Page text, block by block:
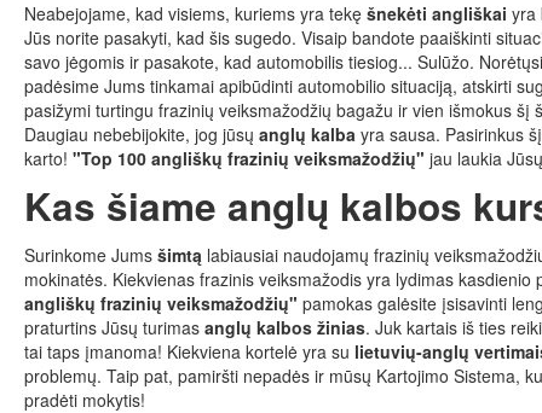
Neabejojame, kad visiems, kuriems yra tekę šnekėti angliškai yra
Jūs norite pasakyti, kad šis sugedo. Visaip bandote paaiškinti
savo jėgomis ir pasakote, kad automobilis tiesiog... Sulūžo.
padėsime Jums tinkamai apibūdinti automobilio situaciją, atskirti
pasižymi turtingu frazinių veiksmažodžių bagažu ir vien išmokus
Daugiau nebebijokite, jog jūsų anglų kalba yra sausa. Pasirinkus
karto! "Top 100 angliškų frazinių veiksmažodžių" jau laukia
Kas šiame anglų kalbos
Surinkome Jums šimtą labiausiai naudojamų frazinių
mokinatės. Kiekvienas frazinis veiksmažodis yra lydimas
angliškų frazinių veiksmažodžių" pamokas galėsite įsisavinti
praturtins Jūsų turimas anglų kalbos žinias. Juk kartais iš ties
tai taps įmanoma! Kiekviena kortelė yra su lietuvių-anglų
problemų. Taip pat, pamiršti nepadės ir mūsų Kartojimo Sistema,
pradėti mokytis!